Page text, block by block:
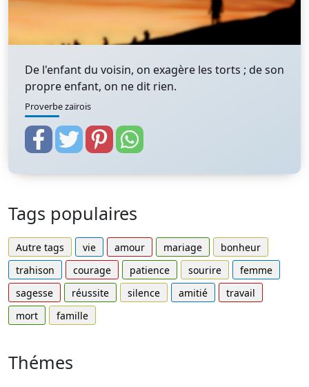
De l'enfant du voisin, on exagère les torts ; de son
propre enfant, on ne dit rien.
Proverbe zaïrois
Tags populaires
Autre tags vie amour mariage
bonheur
trahison
courage patience sourire
femme
sagesse
réussite silence amitié
travail
mort
famille
Thémes